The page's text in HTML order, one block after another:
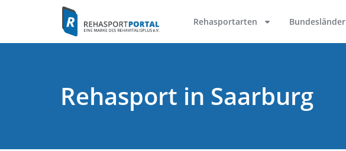
Rehasportarten Bundesländer
Rehasport in Saarburg